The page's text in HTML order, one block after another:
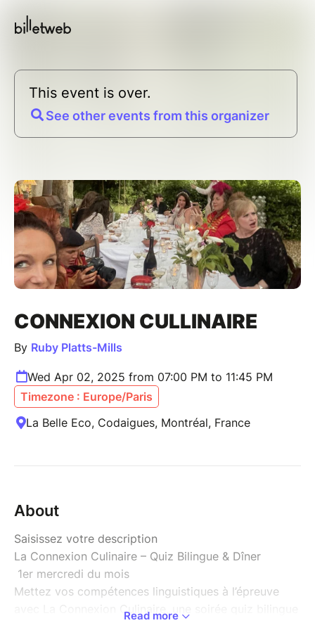
This event is over.
See other events from this organizer
CONNEXION CULLINAIRE
By Ruby Platts-Mills
Wed Apr 02, 2025 from 07:00 PM to 11:45 PM
Timezone : Europe/Paris
La Belle Eco, Codaigues, Montréal, France
About
Saisissez votre description
La Connexion Culinaire – Quiz Bilingue & Dîner
1er mercredi du mois
Mettez vos compétences linguistiques à l’épreuve
avec La Connexion Culinaire, une soirée quiz bilingue
Read more